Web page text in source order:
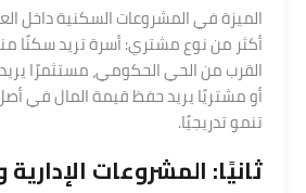
الميزة في المشروعات السكنية داخل
أكثر من نوع مشتري: أسرة تريد سكنًا
القرب من الحي الحكومي، مستثمرًا يريد
أو مشتريًا يريد حفظ قيمة المال في
تنمو تدريجيًا.
ثانيًا: المشروعات